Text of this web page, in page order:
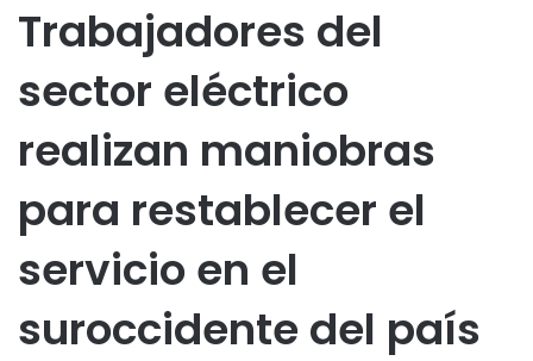
Trabajadores del
sector eléctrico
realizan maniobras
para restablecer el
servicio en el
suroccidente del país